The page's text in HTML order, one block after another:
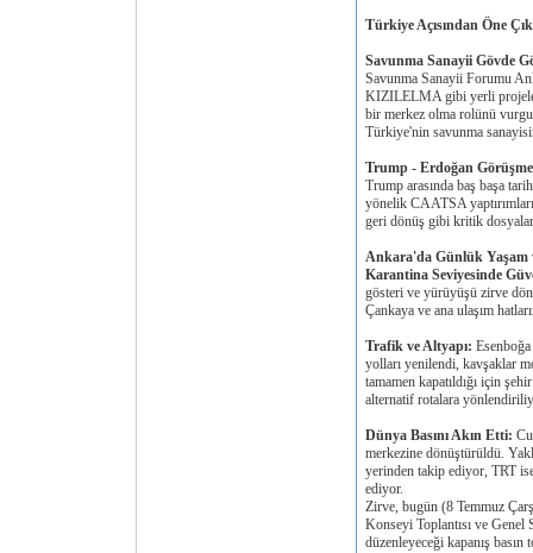
Türkiye Açısından Öne
Savunma Sanayii Gövde
Savunma Sanayii Forumu
KIZILELMA gibi yerli
bir merkez olma rolünü
Türkiye'nin savunma
Trump - Erdoğan
Trump arasında baş başa
yönelik CAATSA
geri dönüş gibi kritik dosyalar
Ankara'da Günlük Yaşam
Karantina Seviyesinde
gösteri ve yürüyüşü zirve
Çankaya ve ana ulaşım
Trafik ve Altyapı:
yolları yenilendi, kavşaklar
tamamen kapatıldığı için
alternatif rotalara
Dünya Basını Akın Etti:
merkezine dönüştürüldü.
yerinden takip ediyor, TRT
ediyor.
Zirve, bugün (8 Temmuz
Konseyi Toplantısı ve
düzenleyeceği kapanış basın